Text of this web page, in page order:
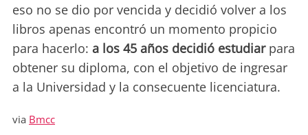
eso no se dio por vencida y decidió volver a los
libros apenas encontró un momento propicio
para hacerlo: a los 45 años decidió estudiarpara
obtener su diploma, con el objetivo de ingresar
a la Universidad y la consecuente licenciatura.
via Bmcc